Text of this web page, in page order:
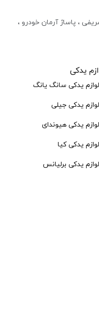
، پاساژ آرمان خودرو ،
یدکی
لوازم یدکی سانگ یانگ
لوازم یدکی جیلی
لوازم یدکی هیوندای
لوازم یدکی کیا
لوازم یدکی برلیانس